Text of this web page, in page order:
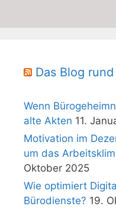
Das Blog
Wenn
alte Akten 11.
Motivation im
um das
Oktober 2025
Wie optimiert
Bürodienste? 19.